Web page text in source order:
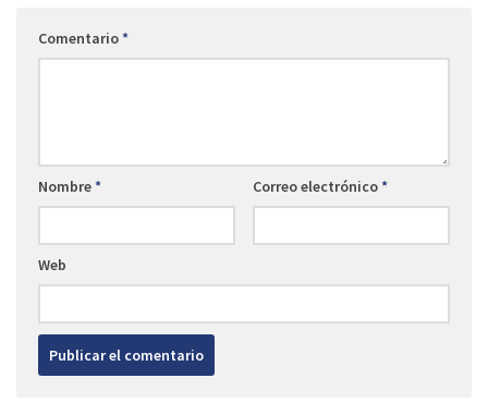
Comentario*
Nombre* Correo electrónico*
Web